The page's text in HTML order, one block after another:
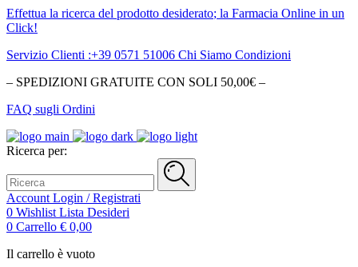
Effettua la ricerca del prodotto desiderato; la Farmacia Online in un
Click!
Servizio Clienti :+39 0571 51006 Chi Siamo Condizioni
– SPEDIZIONI GRATUITE CON SOLI 50,00€ –
FAQ sugli Ordini
Ricerca per:
Account Login / Registrati
0 Wishlist Lista Desideri
0 Carrello € 0,00
Il carrello è vuoto